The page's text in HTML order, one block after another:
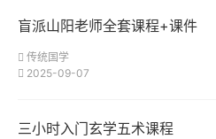
盲派山阳老师全套课程+课件
传统国学
2025-09-07
三小时入门玄学五术课程